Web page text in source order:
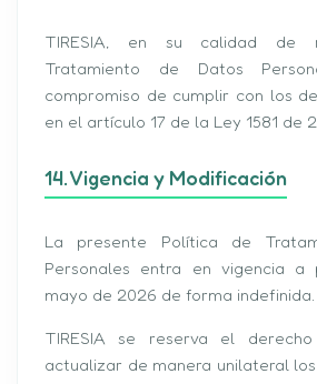
TIRESIA, en su calidad de
Tratamiento de Datos
compromiso de cumplir con los
en el artículo 17 de la Ley 1581 de
14. Vigencia y Modificación
La presente Política de
Personales entra en vigencia
mayo de 2026 de forma indefinida.
TIRESIA se reserva el
actualizar de manera unilateral